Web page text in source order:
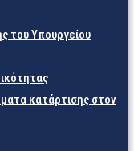
του Υπουργείου
κατάρτισης στον